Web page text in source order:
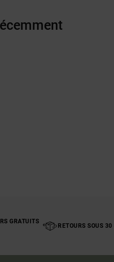
GRATUITS
RETOURS SOUS 30